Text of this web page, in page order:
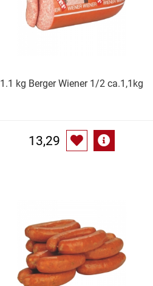
1.1 kg Berger Wiener 1/2 ca.1,1kg
13,29